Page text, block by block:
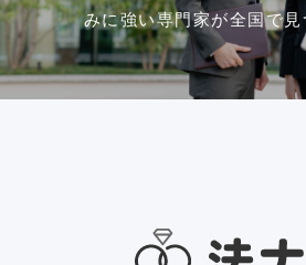
みに強い専門家が全国で